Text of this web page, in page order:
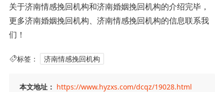
关于济南情感挽回机构和济南婚姻挽回机构的介绍完毕，
更多济南婚姻挽回机构、济南情感挽回机构的信息联系我
们！
标签： 济南情感挽回机构
本文地址： https://www.hyzxs.com/dcqz/19028.html